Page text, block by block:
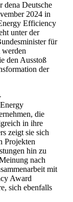
dena Deutsche
2024 in
Efficiency
unter der
für
werden
den Ausstoß
der
die
in ihre
zeigt sie sich
Projekten
hin zu
nach
mit
Award
sich ebenfalls